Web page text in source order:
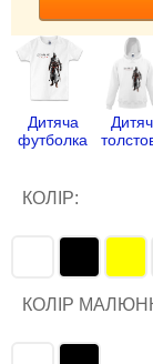
Дитяча
футболка
КОЛІР:
КОЛІР